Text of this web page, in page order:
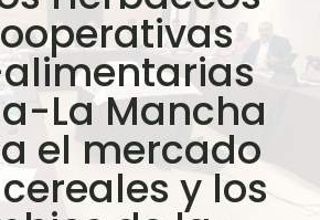
La Mancha
el mercado
y los